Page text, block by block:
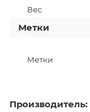
Вес
Метки
Метки
Производитель: